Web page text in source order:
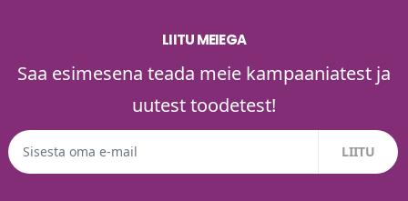
LIITU MEIEGA
Saa esimesena teada meie kampaaniatest ja
uutest toodetest!